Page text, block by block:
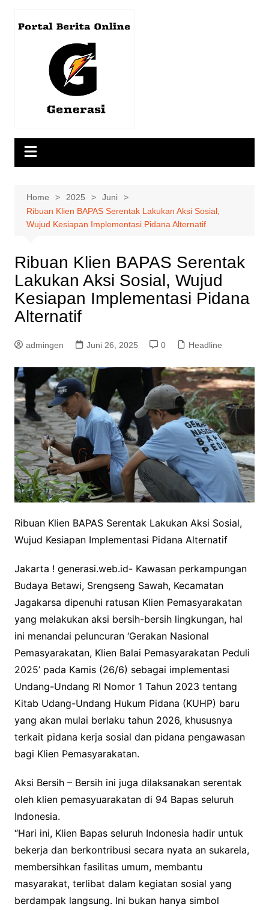
Home 2025
Juni
Ribuan Klien BAPAS Serentak Lakukan Aksi Sosial,
Wujud Kesiapan Implementasi Pidana Alternatif
Ribuan Klien BAPAS Serentak
Lakukan Aksi Sosial, Wujud
Kesiapan Implementasi Pidana
Alternatif
admingen Juni 26, 2025 0 Headline
Ribuan Klien BAPAS Serentak Lakukan Aksi Sosial,
Wujud Kesiapan Implementasi Pidana Alternatif
Jakarta ! generasi.web.id- Kawasan perkampungan
Budaya Betawi, Srengseng Sawah, Kecamatan
Jagakarsa dipenuhi ratusan Klien Pemasyarakatan
yang melakukan aksi bersih-bersih lingkungan, hal
ini menandai peluncuran ‘Gerakan Nasional
Pemasyarakatan, Klien Balai Pemasyarakatan Peduli
2025’ pada Kamis (26/6) sebagai implementasi
Undang-Undang RI Nomor 1 Tahun 2023 tentang
Kitab Udang-Undang Hukum Pidana (KUHP) baru
yang akan mulai berlaku tahun 2026, khususnya
terkait pidana kerja sosial dan pidana pengawasan
bagi Klien Pemasyarakatan.
Aksi Bersih – Bersih ini juga dilaksanakan serentak
oleh klien pemasyuarakatan di 94 Bapas seluruh
Indonesia.
“Hari ini, Klien Bapas seluruh Indonesia hadir untuk
bekerja dan berkontribusi secara nyata an sukarela,
membersihkan fasilitas umum, membantu
masyarakat, terlibat dalam kegiatan sosial yang
berdampak langsung. Ini bukan hanya simbol